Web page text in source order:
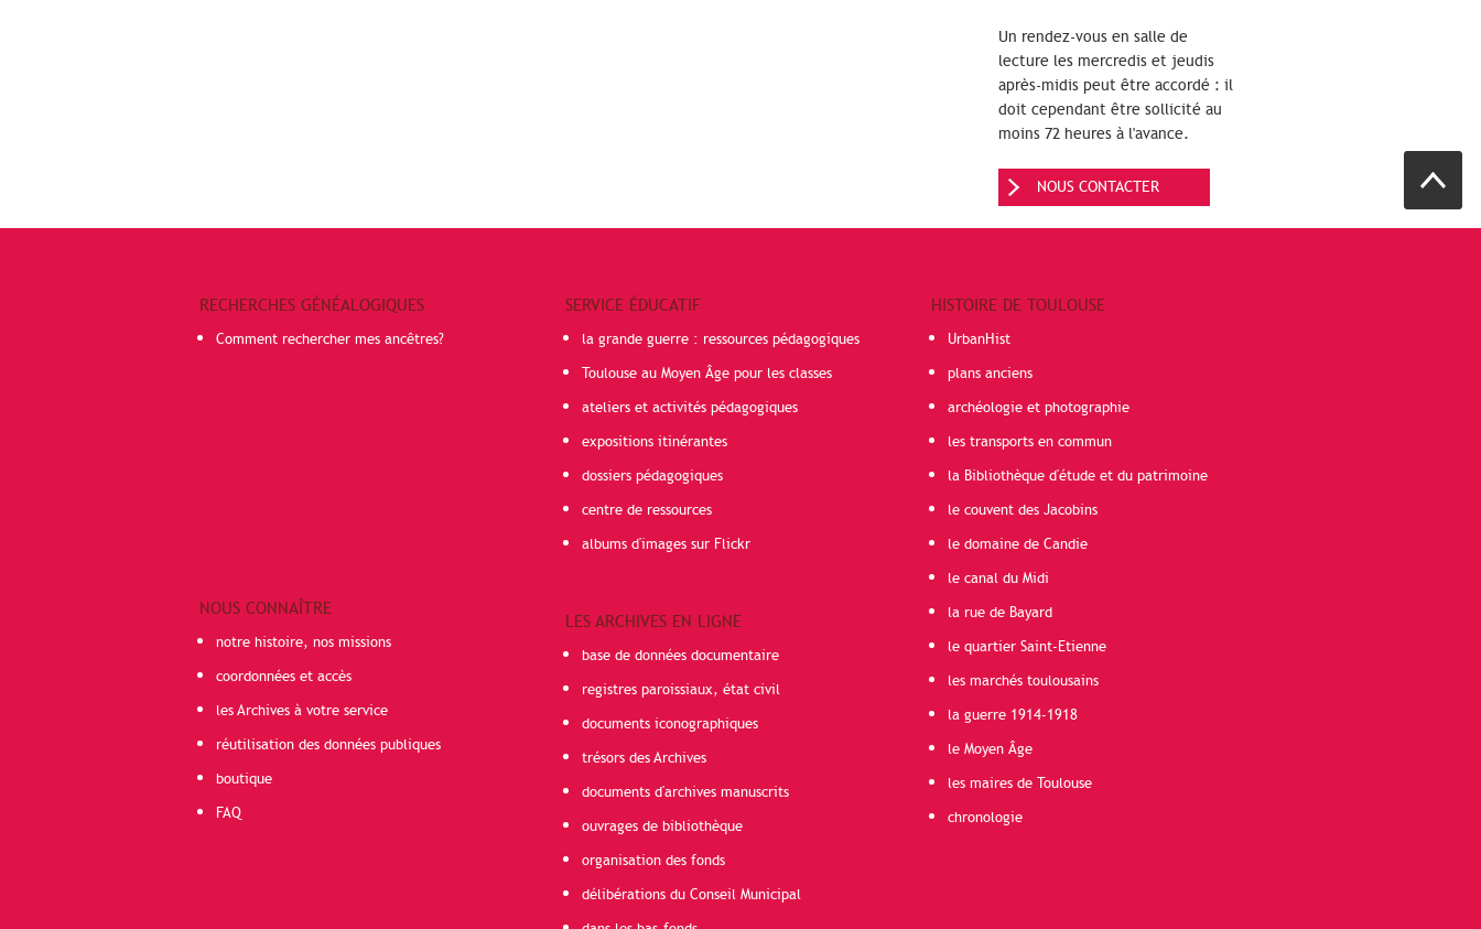
Un rendez-vous en salle de
lecture les mercredis et jeudis
après-midis peut être accordé : il
doit cependant être sollicité au
moins 72 heures à l'avance.
NOUS CONTACTER
RECHERCHES GÉNÉALOGIQUES
Comment rechercher mes ancêtres?
NOUS CONNAÎTRE
notre histoire, nos missions
coordonnées et accès
les Archives à votre service
réutilisation des données publiques
boutique
FAQ
SERVICE ÉDUCATIF
la grande guerre : ressources pédagogiques
Toulouse au Moyen Âge pour les classes
ateliers et activités pédagogiques
expositions itinérantes
dossiers pédagogiques
centre de ressources
albums d'images sur Flickr
LES ARCHIVES EN LIGNE
base de données documentaire
registres paroissiaux, état civil
documents iconographiques
trésors des Archives
documents d'archives manuscrits
ouvrages de bibliothèque
organisation des fonds
délibérations du Conseil Municipal
HISTOIRE DE TOULOUSE
UrbanHist
plans anciens
archéologie et photographie
les transports en commun
la Bibliothèque d'étude et du patrimoine
le couvent des Jacobins
le domaine de Candie
le canal du Midi
la rue de Bayard
le quartier Saint-Etienne
les marchés toulousains
la guerre 1914-1918
le Moyen Âge
les maires de Toulouse
chronologie